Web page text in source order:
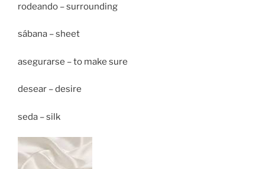
rodeando – surrounding
sábana – sheet
asegurarse – to make sure
desear – desire
seda – silk